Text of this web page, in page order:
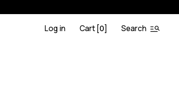
Log in Cart [0] Search